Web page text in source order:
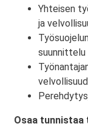
Yhteisen
ja
suunnittelu
Osaa